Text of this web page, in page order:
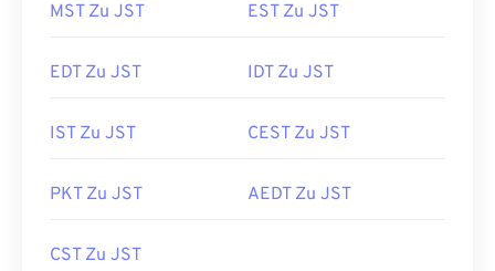
MST Zu JST EST Zu JST
EDT Zu JST IDT Zu JST
IST Zu JST CEST Zu JST
PKT Zu JST AEDT Zu JST
CST Zu JST